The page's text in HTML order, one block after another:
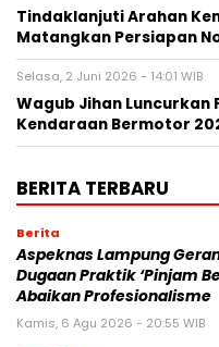
Tindaklanjuti Arahan
Matangkan Persiapan
Selasa, 2 Juni 2026 - 14:01 WIB
Wagub Jihan
Kendaraan Bermotor
BERITA TERBARU
Berita
Aspeknas Lampung
Dugaan Praktik ‘Pinjam
Abaikan Profesionalisme
Kamis, 6 Agu 2026 - 20:55 WIB